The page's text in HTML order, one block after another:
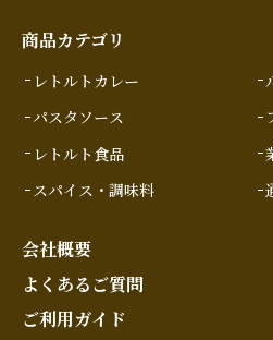
商品カテゴリ
レトルトカレー
パスタソース
レトルト食品
スパイス・調味料
会社概要
よくあるご質問
ご利用ガイド